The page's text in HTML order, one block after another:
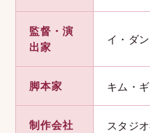
監督・演
出家
イ・ダン
脚本家 キム・
制作会社 スタジ